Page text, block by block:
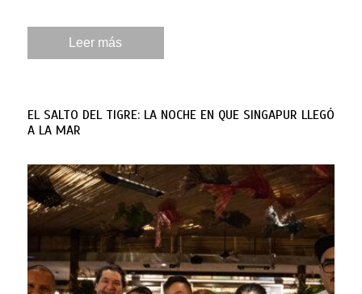
Leer más
EL SALTO DEL TIGRE: LA NOCHE EN QUE SINGAPUR LLEGÓ
A LA MAR